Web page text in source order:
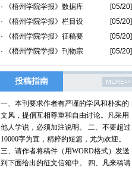
· 《梧州学院学报》数据库
[05/20]
· 《梧州学院学报》栏目设
[05/20]
· 《梧州学院学报》征稿要
[05/20]
· 《梧州学院学报》刊物宗
[05/20]
投稿指南
一、本刊要求作者有严谨的学风和朴实的
文风，提倡互相尊重和自由讨论。凡采用
他人学说，必须加注说明。 二、不要超过
10000字为宜，精粹的短篇，尤为欢迎。
三、请作者将稿件（用WORD格式）发送
到下面给出的征文信箱中。 四、凡来稿请